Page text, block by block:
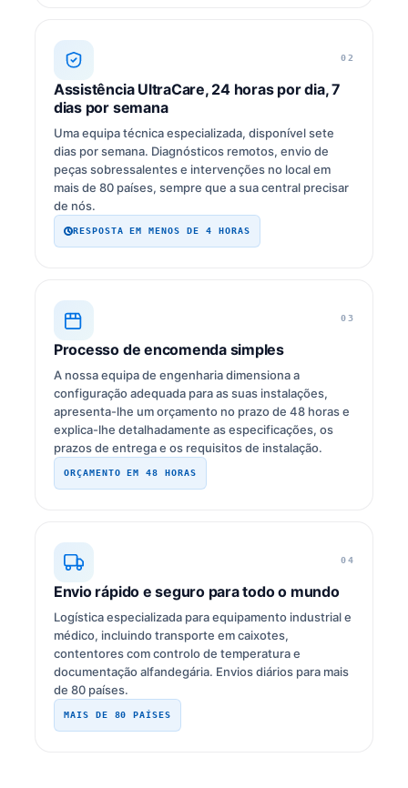
02
Assistência UltraCare, 24 horas por dia, 7
dias por semana
Uma equipa técnica especializada, disponível sete
dias por semana. Diagnósticos remotos, envio de
peças sobressalentes e intervenções no local em
mais de 80 países, sempre que a sua central precisar
de nós.
RESPOSTA EM MENOS DE 4 HORAS
03
Processo de encomenda simples
A nossa equipa de engenharia dimensiona a
configuração adequada para as suas instalações,
apresenta-lhe um orçamento no prazo de 48 horas e
explica-lhe detalhadamente as especificações, os
prazos de entrega e os requisitos de instalação.
ORÇAMENTO EM 48 HORAS
04
Envio rápido e seguro para todo o mundo
Logística especializada para equipamento industrial e
médico, incluindo transporte em caixotes,
contentores com controlo de temperatura e
documentação alfandegária. Envios diários para mais
de 80 países.
MAIS DE 80 PAÍSES